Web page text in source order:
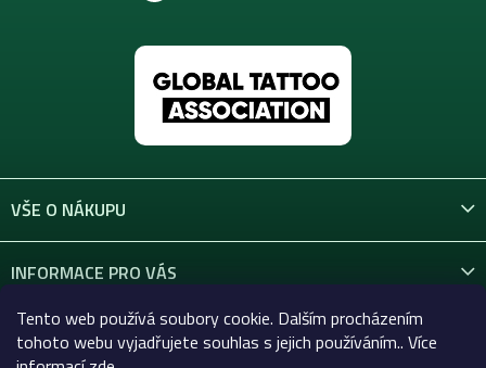
Tento web používá soubory cookie. Dalším procházením
tohoto webu vyjadřujete souhlas s jejich používáním.. Více
VŠE O NÁKUPU
INFORMACE PRO VÁS
KONTAKT